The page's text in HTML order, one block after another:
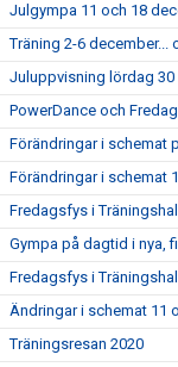
Julgympa 11 och 18
Träning 2-6 december...
Juluppvisning lördag 30
PowerDance och
Förändringar i schemat
Förändringar i schemat
Fredagsfys i
Gympa på dagtid i nya,
Fredagsfys i
Ändringar i schemat 11
Träningsresan 2020